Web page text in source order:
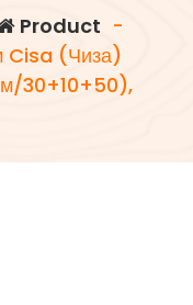
Product -
Cisa (Чиза)
30+10+50),